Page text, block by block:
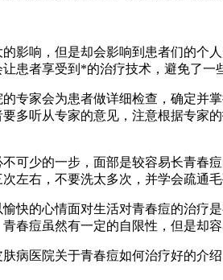
影响，但是却会影响到患者们的个
患者享受到*的治疗技术，避免了
专家会为患者做详细检查，确定并
多听从专家的意见，注意根据专家
可少的一步，面部是较容易长青春
左右，不要洗太多次，并学会疏通
快的心情面对生活对青春痘的治疗
春痘虽然有一定的自限性，但是却
病医院关于青春痘如何治疗好的介